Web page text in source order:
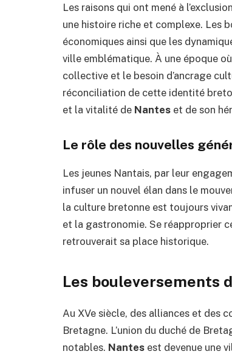
Les raisons qui ont mené à
une histoire riche et complexe. Les
économiques ainsi que les
ville emblématique. À une époque
collective et le besoin d’ancrage
réconciliation de cette identité
et la vitalité de Nantes et de son
Le rôle des nouvelles
Les jeunes Nantais, par leur
infuser un nouvel élan dans le
la culture bretonne est toujours
et la gastronomie. Se réapproprier
retrouverait sa place historique.
Les bouleversements
Au XVe siècle, des alliances et des
Bretagne. L’union du duché de
notables. Nantes est devenue une